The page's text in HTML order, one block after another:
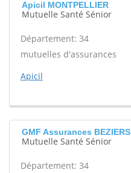
Apicil MONTPELLIER
Mutuelle Santé Sénior
Département: 34
mutuelles d'assurances
Apicil
GMF Assurances BEZIERS
Mutuelle Santé Sénior
Département: 34